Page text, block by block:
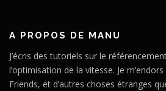
A PROPOS DE MANU
J’écris des tutoriels sur le
l’optimisation de la vitesse. Je
Friends, et d’autres choses étranges